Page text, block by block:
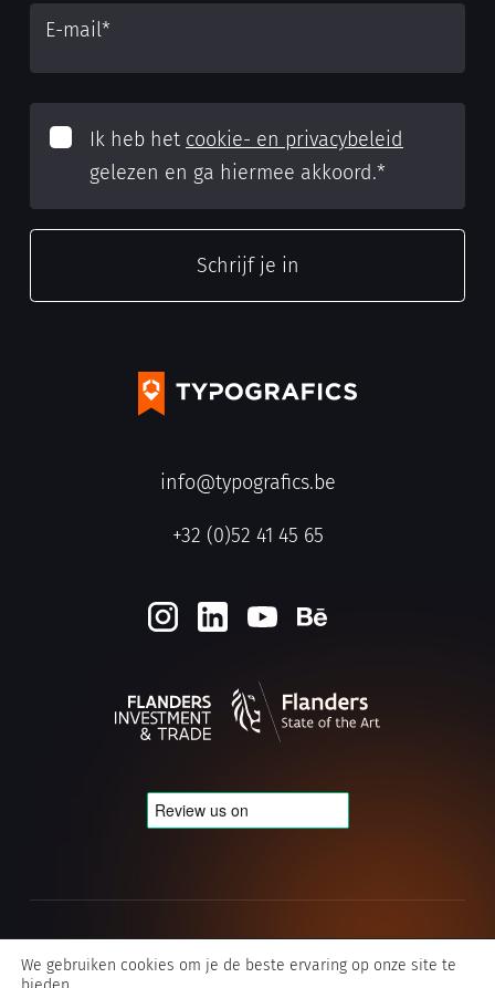
info@typografics.be
+32 (0)52 41 45 65
E-mail*
Ik heb het cookie- en privacybeleid
gelezen en ga hiermee akkoord.*
We gebruiken cookies om je de beste ervaring op onze site te